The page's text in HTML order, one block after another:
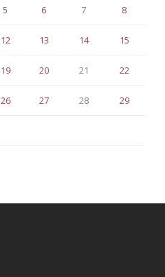
5 6 7 8
12 13 14 15
19 20 21 22
26 27 28 29